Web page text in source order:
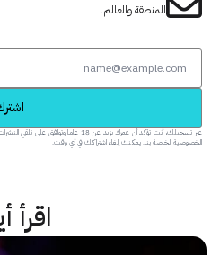
المنطقة والعالم.
عبر تسجيلك، أنت تؤكد أن عمرك يزيد عن 18 عاماً وتوافق
الخاصة بنا. يمكنك إلغاء اشتراكك في أي وقت.
اقرأ أيضاً